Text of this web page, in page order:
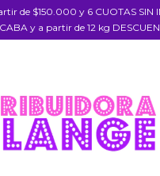
de $150.000 y 6 CUOTAS
y a partir de 12 kg